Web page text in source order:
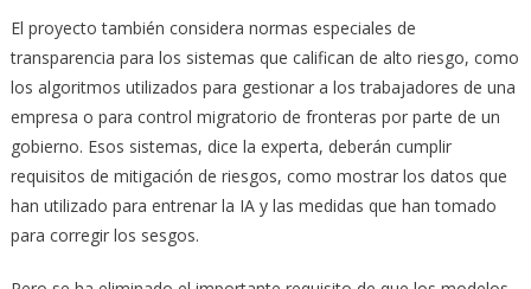
El proyecto también considera normas especiales de
transparencia para los sistemas que califican de alto riesgo, como
los algoritmos utilizados para gestionar a los trabajadores de una
empresa o para control migratorio de fronteras por parte de un
gobierno. Esos sistemas, dice la experta, deberán cumplir
requisitos de mitigación de riesgos, como mostrar los datos que
han utilizado para entrenar la IA y las medidas que han tomado
para corregir los sesgos.